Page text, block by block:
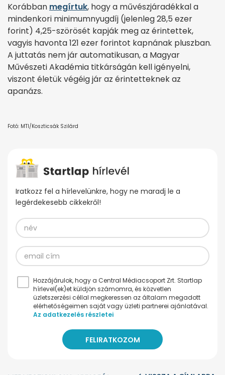
Korábban megírtuk, hogy a művészjáradékkal a
mindenkori minimumnyugdíj (jelenleg 28,5 ezer
forint) 4,25-szörösét kapják meg az érintettek,
vagyis havonta 121 ezer forintot kapnának pluszban.
A juttatás nem jár automatikusan, a Magyar
Művészeti Akadémia titkárságán kell igényelni,
viszont életük végéig jár az érintetteknek az
apanázs.
Fotó: MTI/Koszticsák Szilárd
Iratkozz fel a hírlevelünkre, hogy ne maradj le a
legérdekesebb cikkekről!
Hozzájárulok, hogy a Central Médiacsoport Zrt. Startlap
hírlevel(ek)et küldjön számomra, és közvetlen
üzletszerzési céllal megkeressen az általam megadott
elérhetőségeimen saját vagy üzleti partnerei ajánlatával.
Az adatkezelés részletei